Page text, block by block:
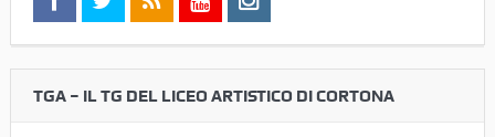
TGA – IL TG DEL LICEO ARTISTICO DI CORTONA